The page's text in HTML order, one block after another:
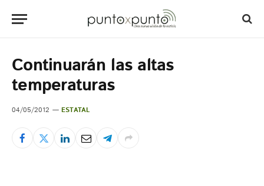
Continuarán las altas
temperaturas
04/05/2012 ESTATAL